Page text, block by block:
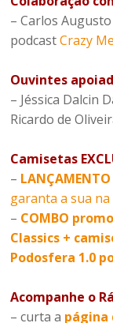
– Carlos
podcastCrazy
Ouvintes
– Jéssica Dalcin
Ricardo de
Camisetas
–
garanta a sua
– COMBO
Classics +
Podosfera 1.0
Acompanhe o
– curta a página